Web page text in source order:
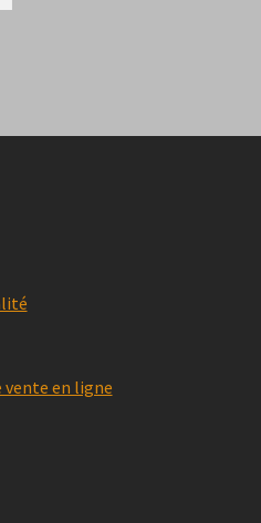
du
vente en ligne